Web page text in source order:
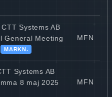
Systems AB
General Meeting
MARKN.
MFN
Systems AB
8 maj 2025
MFN